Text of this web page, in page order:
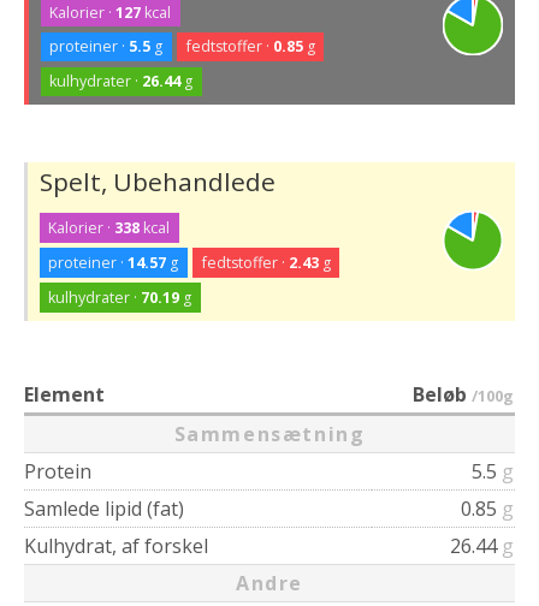
Kalorier ·127 kcal
proteiner · 5.5 g fedtstoffer · 0.85g
kulhydrater · 26.44g
Spelt, Ubehandlede
Kalorier · 338 kcal
proteiner ·14.57 g fedtstoffer · 2.43g
kulhydrater · 70.19 g
Element Beløb /100g
Sammensætning
Protein
5.5 g
Samlede lipid (fat)
0.85 g
Kulhydrat, af forskel
26.44 g
Andre